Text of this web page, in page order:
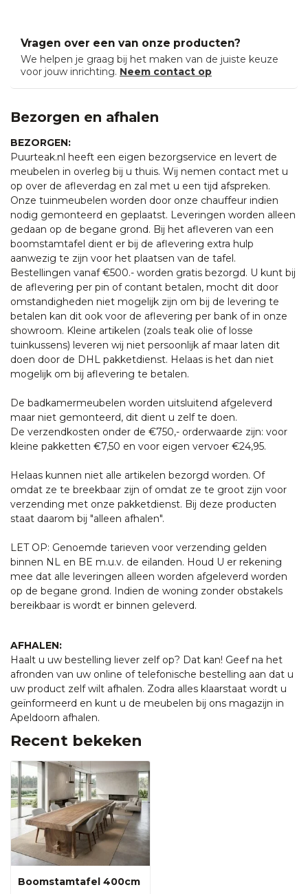
Vragen over een van onze producten?
We helpen je graag bij het maken van de juiste keuze
voor jouw inrichting. Neem contact op
Bezorgen en afhalen
BEZORGEN:
Puurteak.nl heeft een eigen bezorgservice en levert de
meubelen in overleg bij u thuis. Wij nemen contact met u
op over de afleverdag en zal met u een tijd afspreken.
Onze tuinmeubelen worden door onze chauffeur indien
nodig gemonteerd en geplaatst. Leveringen worden alleen
gedaan op de begane grond. Bij het afleveren van een
boomstamtafel dient er bij de aflevering extra hulp
aanwezig te zijn voor het plaatsen van de tafel.
Bestellingen vanaf €500.- worden gratis bezorgd. U kunt bij
de aflevering per pin of contant betalen, mocht dit door
omstandigheden niet mogelijk zijn om bij de levering te
betalen kan dit ook voor de aflevering per bank of in onze
showroom. Kleine artikelen (zoals teak olie of losse
tuinkussens) leveren wij niet persoonlijk af maar laten dit
doen door de DHL pakketdienst. Helaas is het dan niet
mogelijk om bij aflevering te betalen.
De badkamermeubelen worden uitsluitend afgeleverd
maar niet gemonteerd, dit dient u zelf te doen.
De verzendkosten onder de €750,- orderwaarde zijn: voor
kleine pakketten €7,50 en voor eigen vervoer €24,95.
Helaas kunnen niet alle artikelen bezorgd worden. Of
omdat ze te breekbaar zijn of omdat ze te groot zijn voor
verzending met onze pakketdienst. Bij deze producten
staat daarom bij "alleen afhalen".
LET OP: Genoemde tarieven voor verzending gelden
binnen NL en BE m.u.v. de eilanden. Houd U er rekening
mee dat alle leveringen alleen worden afgeleverd worden
op de begane grond. Indien de woning zonder obstakels
bereikbaar is wordt er binnen geleverd.
AFHALEN:
Haalt u uw bestelling liever zelf op? Dat kan! Geef na het
afronden van uw online of telefonische bestelling aan dat u
uw product zelf wilt afhalen. Zodra alles klaarstaat wordt u
geïnformeerd en kunt u de meubelen bij ons magazijn in
Apeldoorn afhalen.
Recent bekeken
Boomstamtafel 400cm